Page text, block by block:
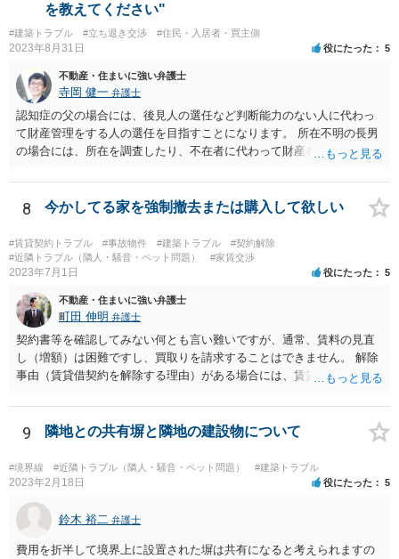
を教えてください"
#建築トラブル #立ち退き交渉 #住民・入居者・買主側
2023年8月31日 役にたった 5
不動産・住まいに強い弁護士
寺岡 健一 弁護士
認知症の父の場合には、後見人の選任など判断能力のない人に代わっ
て財産管理をする人の選任を目指すことになります。 所在不明の長男
の場合には、所在を調査したり、不在者に代わって財産を管理する人
8 今かしてる家を強制撤去または購入して欲しい
#賃貸契約トラブル #事故物件 #建築トラブル
#契約解除
#近隣トラブル（隣人・騒音・ペット問題）
#家賃交渉
2023年7月1日 役にたった 5
不動産・住まいに強い弁護士
町田 伸明 弁護士
契約書等を確認してみない何とも言い難いですが、通常、賃料の見直
し（増額）は困難ですし、買取りを請求することはできません。 解除
事由（賃貸借契約を解除する理由）がある場合には、賃貸借契約を解
めることができる状況であれば、事実上、賃料の見直し（増額）や買
取りの交渉をすることもあり得るでしょう。 反対に、明け渡しを求め
ることが難しいのであれば、賃料の見直し（増額）や買取りの交渉も
困難とならざるを得ないでしょう。 いずれにしても、（強制的な）明
け渡しなどの請求もお考えなのであれば、現況や契約書等の確認が不
可欠ですから、資料等一式を持参して弁護士にご相談された方がよい
かと思います。
9 隣地との共有塀と隣地の建設物について
#境界線 #近隣トラブル（隣人・騒音・ペット問題） #建築トラブル
2023年2月18日 役にたった 5
鈴木 裕二 弁護士
費用を折半して境界上に設置された塀は共有になると考えられますの